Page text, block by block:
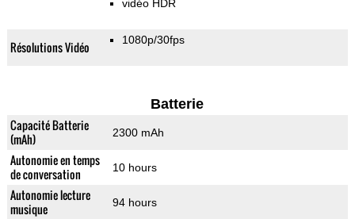
vidéo HDR
Résolutions Vidéo 1080p/30fps
Batterie
Capacité Batterie
(mAh)
2300 mAh
Autonomie en temps
de conversation
10 hours
Autonomie lecture
musique
94 hours